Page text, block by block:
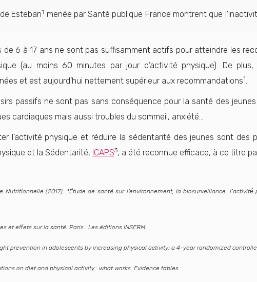
Esteban1 menée par Santé publique France montrent que
6 à 17 ans ne sont pas suffisamment actifs pour atteindre les
(au moins 60 minutes par jour d’activité physique). De
et est aujourd’hui nettement supérieur aux recommandations1.
passifs ne sont pas sans conséquence pour la santé des jeunes
cardiaques mais aussi troubles du sommeil, anxiété…
physique et réduire la sédentarité des jeunes sont des
et la Sédentarité, ICAPS3, a été reconnue efficace, à ce titre par
Nutritionnelle (2017). *Étude de santé sur l’environnement, la biosurveillance,
et effets sur la santé. Paris : Les éditions INSERM.
prevention in adolescents by increasing physical activity: a 4-year randomized
on diet and physical activity : what works. Evidence tables.